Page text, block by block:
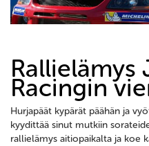
Rallielämys
Racingin
Hurjapäät kypärät päähän ja
kyydittää sinut mutkiin
rallielämys aitiopaikalta ja koe